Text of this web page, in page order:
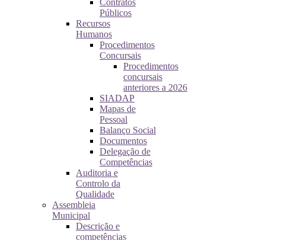
Contratos
Públicos
Recursos
Humanos
Procedimentos
Concursais
Procedimentos
concursais
anteriores a 2026
SIADAP
Mapas de
Pessoal
Balanço Social
Documentos
Delegação de
Competências
Auditoria e
Controlo da
Qualidade
Assembleia
Municipal
Descrição e
competências